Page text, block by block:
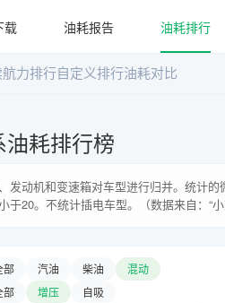
载 油耗报告 油耗排行
力排行自定义排行油耗对比
耗排行榜
发动机和变速箱对车型进行归并。统计
于20。不统计插电车型。（数据来自：“小
部 汽油 柴油 混动
部 增压 自吸